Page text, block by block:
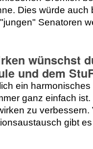
Dies würde auch
Senatoren
wünschst
und dem
ein
ganz einfach
zu verbessern.
gibt